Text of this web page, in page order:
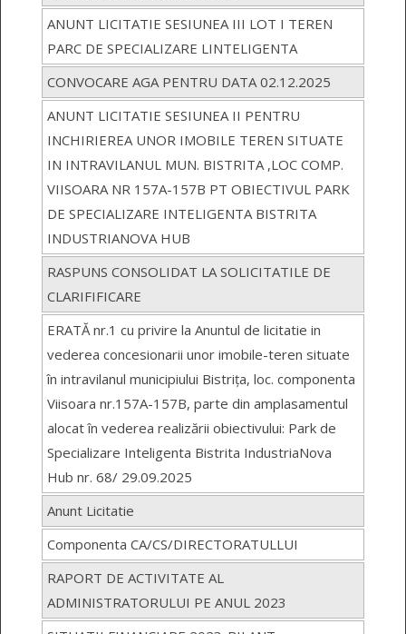
ANUNT LICITATIE SESIUNEA III LOT I TEREN
PARC DE SPECIALIZARE LINTELIGENTA
CONVOCARE AGA PENTRU DATA 02.12.2025
ANUNT LICITATIE SESIUNEA II PENTRU
INCHIRIEREA UNOR IMOBILE TEREN SITUATE
IN INTRAVILANUL MUN. BISTRITA ,LOC COMP.
VIISOARA NR 157A-157B PT OBIECTIVUL PARK
DE SPECIALIZARE INTELIGENTA BISTRITA
INDUSTRIANOVA HUB
RASPUNS CONSOLIDAT LA SOLICITATILE DE
CLARIFIFICARE
ERATĂ nr.1 cu privire la Anuntul de licitatie in
vederea concesionarii unor imobile-teren situate
în intravilanul municipiului Bistrița, loc. componenta
Viisoara nr.157A-157B, parte din amplasamentul
alocat în vederea realizării obiectivului: Park de
Specializare Inteligenta Bistrita IndustriaNova
Hub nr. 68/ 29.09.2025
Anunt Licitatie
Componenta CA/CS/DIRECTORATULLUI
RAPORT DE ACTIVITATE AL
ADMINISTRATORULUI PE ANUL 2023